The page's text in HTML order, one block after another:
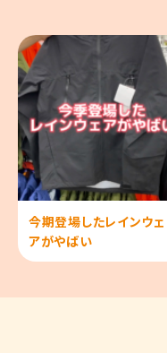
今期登場したレインウェ
アがやばい